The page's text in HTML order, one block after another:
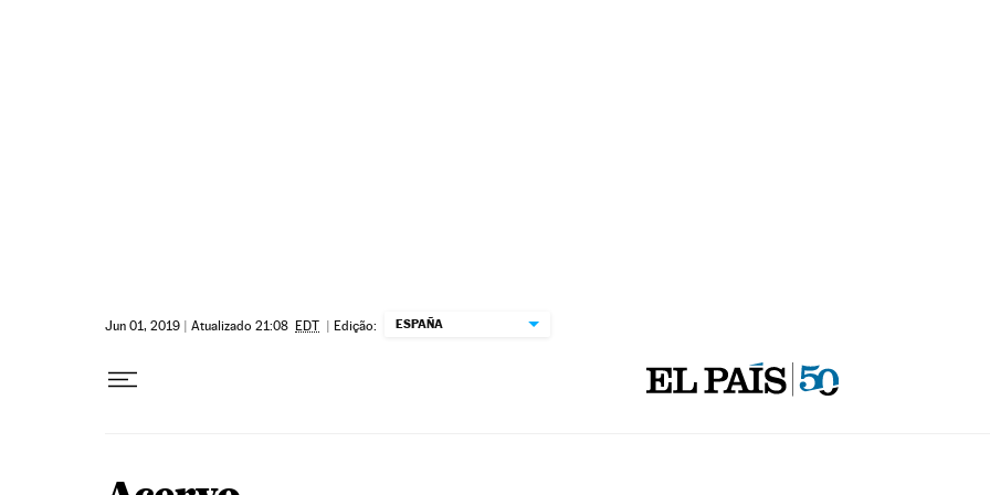
Jun 01, 2019 | Atualizado 21:08 EDT | Edição: ESPAÑA